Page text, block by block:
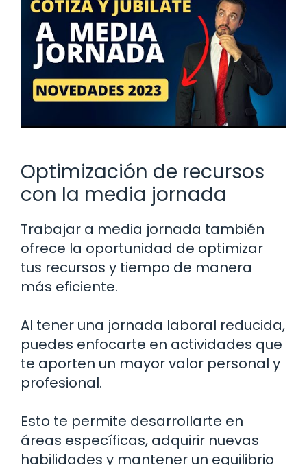
Optimización de recursos
con la media jornada
Trabajar a media jornada también
ofrece la oportunidad de optimizar
tus recursos y tiempo de manera
más eficiente.
Al tener una jornada laboral reducida,
puedes enfocarte en actividades que
te aporten un mayor valor personal y
profesional.
Esto te permite desarrollarte en
áreas específicas, adquirir nuevas
habilidades y mantener un equilibrio